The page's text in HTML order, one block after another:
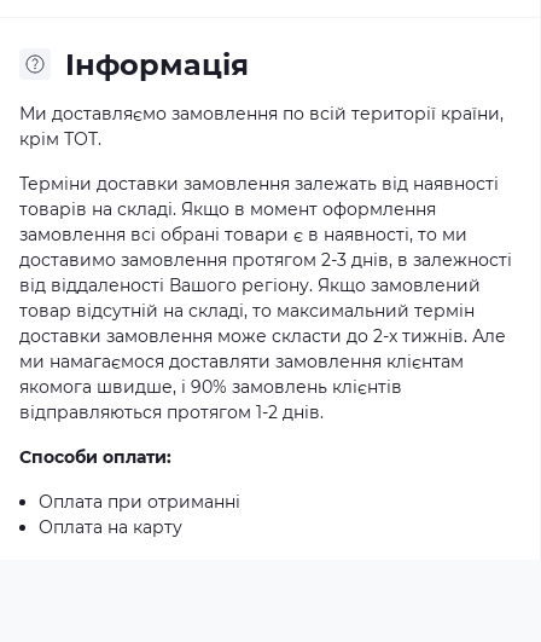
Iнформація
Ми доставляємо замовлення по всій території країни,
крім ТОТ.
Терміни доставки замовлення залежать від наявності
товарів на складі. Якщо в момент оформлення
замовлення всі обрані товари є в наявності, то ми
доставимо замовлення протягом 2-3 днів, в залежності
від віддаленості Вашого регіону. Якщо замовлений
товар відсутній на складі, то максимальний термін
доставки замовлення може скласти до 2-х тижнів. Але
ми намагаємося доставляти замовлення клієнтам
якомога швидше, і 90% замовлень клієнтів
відправляються протягом 1-2 днів.
Способи оплати:
Оплата при отриманні
Оплата на карту